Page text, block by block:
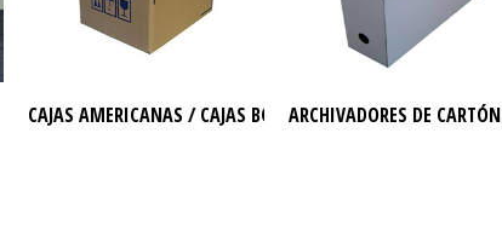
CAJAS AMERICANAS / CAJAS BOX ARCHIVADORES DE CARTÓN